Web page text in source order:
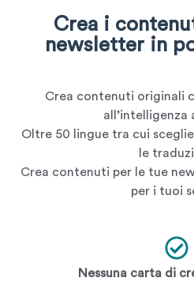
Crea i
newsletter in
Crea contenuti originali
all’intelligenza
Oltre 50 lingue tra cui
le
Crea contenuti per le tue
per i tuoi
Nessuna carta di